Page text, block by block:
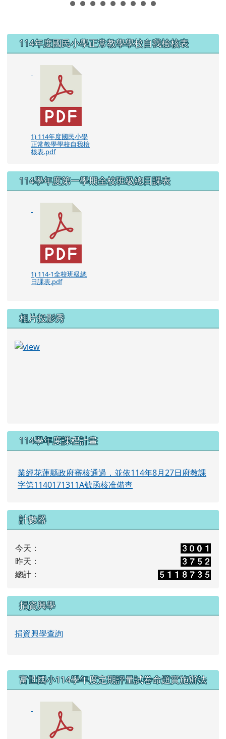
左邊區域內容
114年度國民小學正常教學學校自我檢核表
1) 114年度國民小學
正常教學學校自我檢
核表.pdf
114學年度第一學期全校班級總日課表
1) 114-1全校班級總
日課表.pdf
相片投影秀
114學年度課程計畫
業經花蓮縣政府審核通過，並依114年8月27日府教課
字第1140171311A號函核准備查
計數器
今天：
昨天：
總計：
捐資興學
捐資興學查詢
右邊區域內容
富世國小114學年度定期評量試卷命題實施辦法